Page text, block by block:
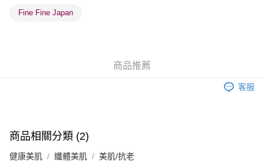
每筆HK$65.00，滿HK$300.00或以上免運費
每筆HK$20.00，滿HK$100.00或以上免運費
Fine Fine Japan
商品推薦
客服
商品相關分類 (2)
健康美肌 纖體美肌 美肌/抗老